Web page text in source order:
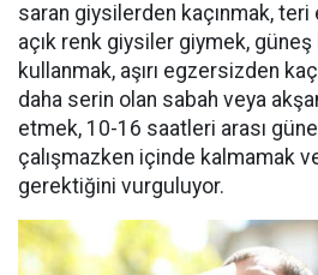
saran giysilerden kaçınmak,
açık renk giysiler giymek,
kullanmak, aşırı egzersizden
daha serin olan sabah veya
etmek, 10-16 saatleri arası
çalışmazken içinde kalmamak
gerektiğini vurguluyor.